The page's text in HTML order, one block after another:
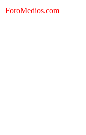
ForoMedios.com